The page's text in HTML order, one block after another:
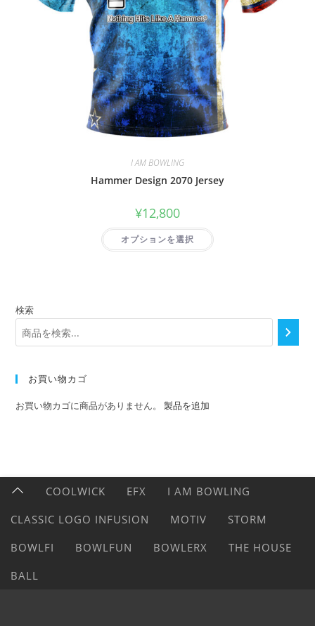
I AM BOWLING
Hammer Design 2070 Jersey
¥12,800
オプションを選択
検索
お買い物カゴ
お買い物カゴに商品がありません。製品を追加
COOLWICK EFX
I AM BOWLING
CLASSIC LOGO INFUSION
MOTIV
STORM
BOWLFI
BOWLFUN BOWLERX
THE HOUSE
BALL